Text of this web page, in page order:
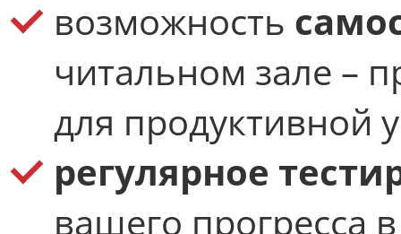
возможность
читальном зале –
для продуктивной
регулярное
вашего прогресса